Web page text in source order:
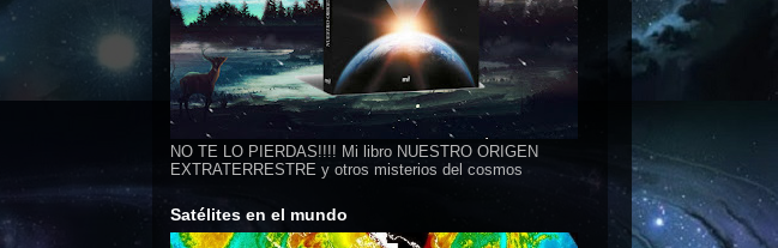
NO TE LO PIERDAS!!!! Mi libro NUESTRO ORIGEN
EXTRATERRESTRE y otros misterios del cosmos
Satélites en el mundo